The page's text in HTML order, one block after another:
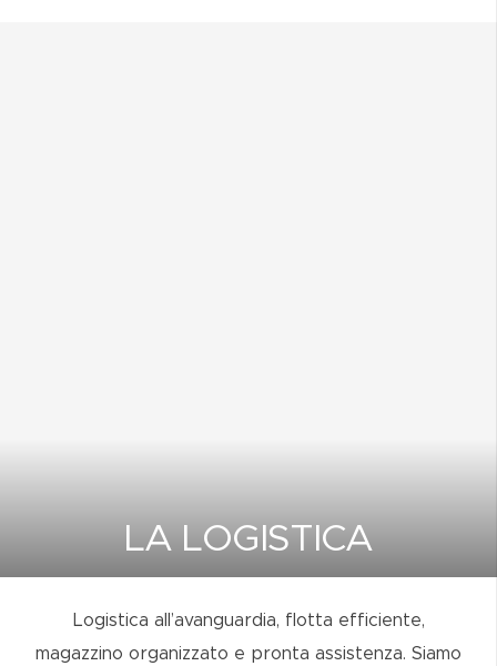
LA LOGISTICA
Logistica all’avanguardia, flotta efficiente,
magazzino organizzato e pronta assistenza. Siamo